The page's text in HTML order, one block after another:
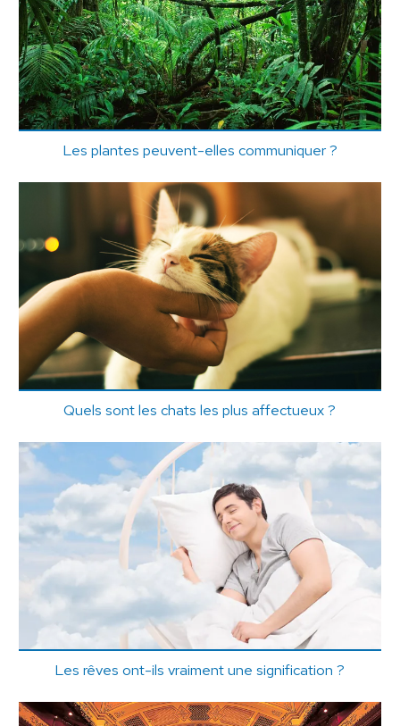
Les plantes peuvent-elles communiquer ?
Quels sont les chats les plus affectueux ?
Les rêves ont-ils vraiment une signification ?